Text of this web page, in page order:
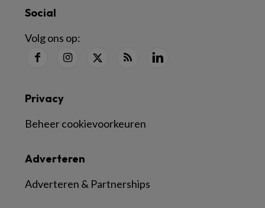
Social
Volg ons op:
Adverteren
Adverteren & Partnerships
Privacy
Beheer cookievoorkeuren